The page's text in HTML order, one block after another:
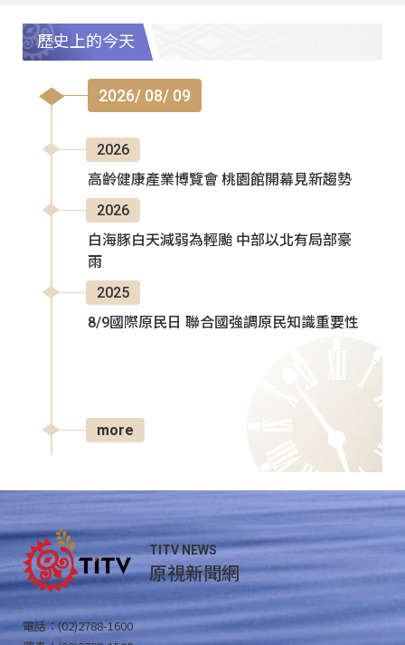
歷史上的今天
2026/ 08/ 09
2026
高齡健康產業博覽會 桃園館開幕見新趨勢
2026
白海豚白天減弱為輕颱 中部以北有局部豪
雨
2025
8/9國際原民日 聯合國強調原民知識重要性
more
TITV NEWS
原視新聞網
電話：(02)2788-1600